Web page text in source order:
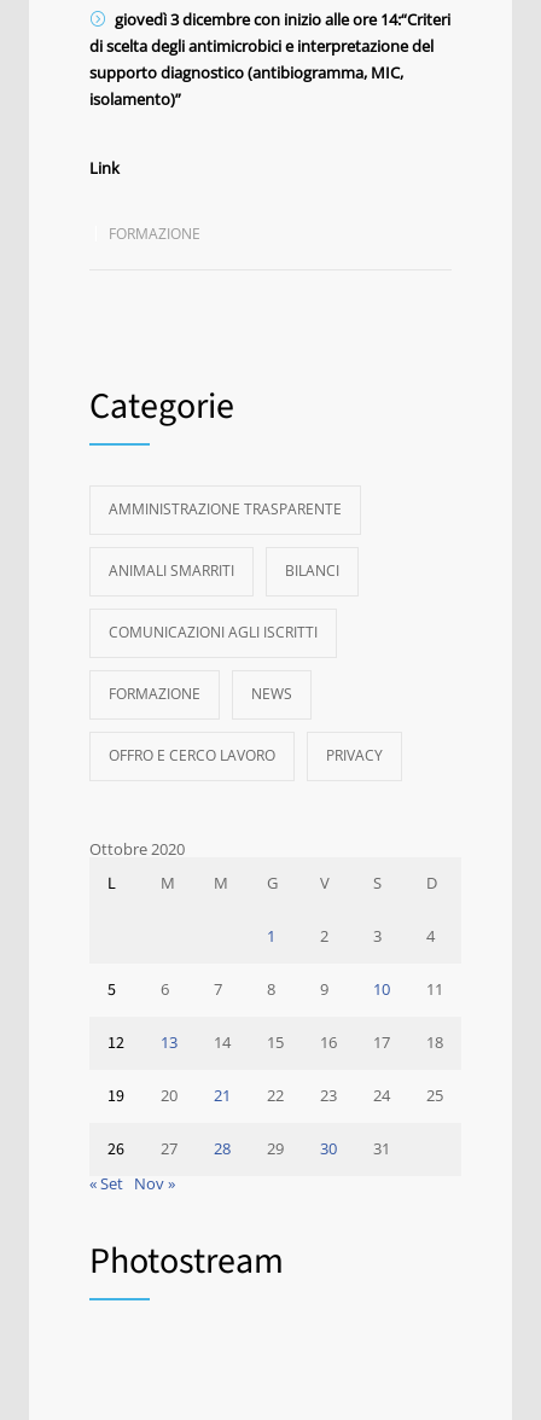
giovedì 3 dicembre con inizio alle ore 14:“Criteri
di scelta degli antimicrobici e interpretazione del
supporto diagnostico (antibiogramma, MIC,
isolamento)”
Link
FORMAZIONE
Categorie
AMMINISTRAZIONE TRASPARENTE
ANIMALI SMARRITI BILANCI
COMUNICAZIONI AGLI ISCRITTI
FORMAZIONE NEWS
OFFRO E CERCO LAVORO PRIVACY
Ottobre 2020
L M M G V S D
1 2 3 4
5 6 7 8 9 10 11
12 13 14 15 16 17 18
19 20 21 22 23 24 25
26 27 28 29 30
31
« Set Nov »
Photostream